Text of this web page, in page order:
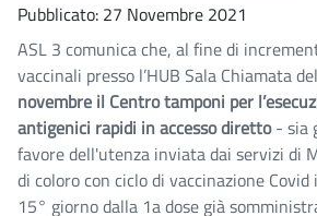
Pubblicato: 27 Novembre 2021
ASL 3 comunica che, al fine di
vaccinali presso l’HUB Sala Chiamata
novembre il Centro tamponi per
antigenici rapidi in accesso diretto- sia
favore dell'utenza inviata dai servizi di
di coloro con ciclo di vaccinazione Covid
15° giorno dalla 1a dose già